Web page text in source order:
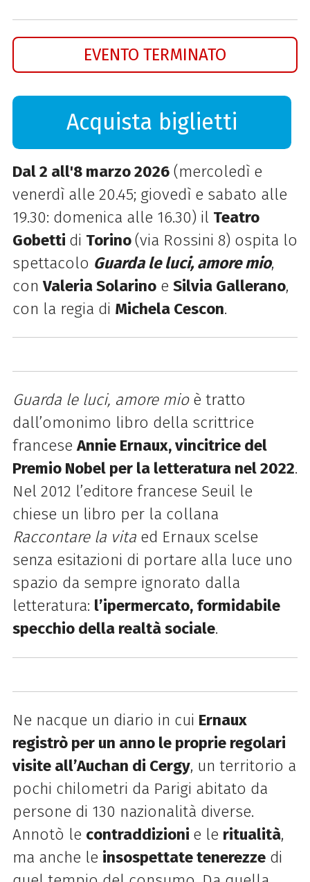
EVENTO TERMINATO
Acquista biglietti
Dal 2 all'8 marzo 2026(mercoledì e
venerdì alle 20.45; giovedì e sabato alle
19.30: domenica alle 16.30) il Teatro
Gobetti di Torino(via Rossini 8) ospita lo
spettacolo Guarda le luci, amore mio,
conValeria Solarinoe Silvia Gallerano,
con la regia di Michela Cescon.
Guarda le luci, amore mioè tratto
dall’omonimo libro della scrittrice
franceseAnnie Ernaux, vincitrice del
Premio Nobel per la letteratura nel 2022.
Nel 2012 l’editore francese Seuil le
chiese un libro per la collana
Raccontare la vitaed Ernaux scelse
senza esitazioni di portare alla luce uno
spazio da sempre ignorato dalla
letteratura: l’ipermercato, formidabile
specchio della realtà sociale.
Ne nacque un diario in cui Ernaux
registrò per un anno le proprie regolari
visite all’Auchan di Cergy, un territorio a
pochi chilometri da Parigi abitato da
persone di 130 nazionalità diverse.
Annotò le contraddizioni e le ritualità,
ma anche le insospettate tenerezzedi